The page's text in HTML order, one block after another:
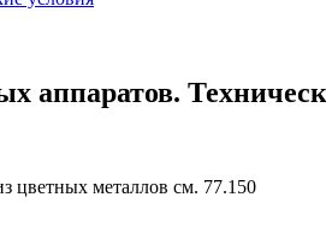
аппаратов.
цветных металлов см. 77.150